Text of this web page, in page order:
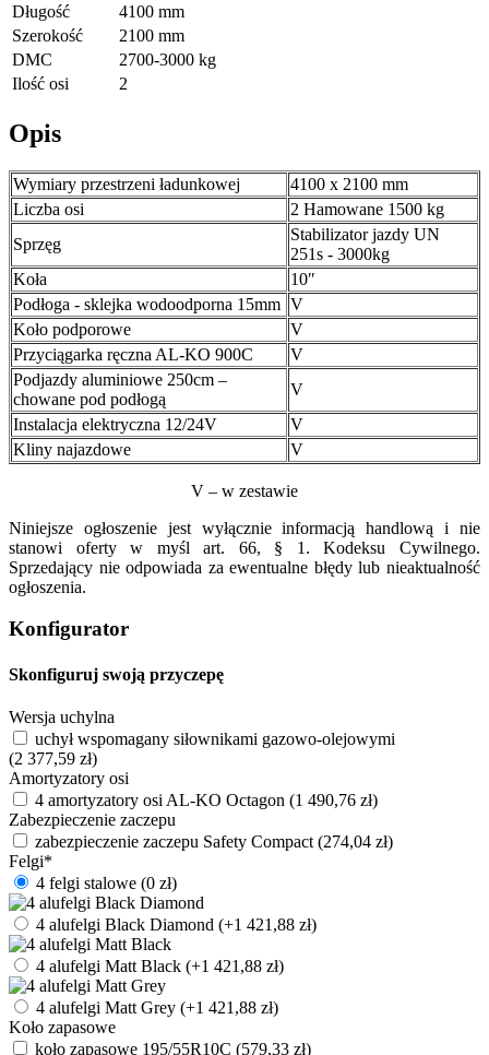
Długość
4100 mm
Szerokość
2100 mm
DMC
2700-3000 kg
Ilość osi
2
Opis
Wymiary przestrzeni ładunkowej
4100 x 2100 mm
Liczba osi
2 Hamowane 1500 kg
Sprzęg
Stabilizator jazdy UN
251s - 3000kg
Koła
10″
Podłoga - sklejka wodoodporna 15mm V
Koło podporowe
V
Przyciągarka ręczna AL-KO 900C
V
Podjazdy aluminiowe 250cm –
chowane pod podłogą
V
Instalacja elektryczna 12/24V
V
Kliny najazdowe
V
V – w zestawie
Niniejsze ogłoszenie jest wyłącznie informacją handlową i nie
stanowi oferty w myśl art. 66, § 1. Kodeksu Cywilnego.
Sprzedający nie odpowiada za ewentualne błędy lub nieaktualność
ogłoszenia.
Konfigurator
Skonfiguruj swoją przyczepę
Wersja uchylna
uchył wspomagany siłownikami gazowo-olejowymi
(2 377,59 zł)
Amortyzatory osi
4 amortyzatory osi AL-KO Octagon (1 490,76 zł)
Zabezpieczenie zaczepu
zabezpieczenie zaczepu Safety Compact (274,04 zł)
Felgi*
4 felgi stalowe (0 zł)
4 alufelgi Black Diamond (+1 421,88 zł)
4 alufelgi Matt Black (+1 421,88 zł)
4 alufelgi Matt Grey (+1 421,88 zł)
Koło zapasowe
koło zapasowe 195/55R10C (579,33 zł)